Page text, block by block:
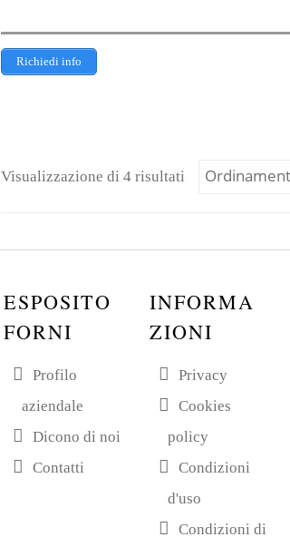
Richiedi info
Visualizzazione di 4 risultati
ESPOSITO
FORNI
Profilo
aziendale
Dicono di noi
Contatti
INFORMA
ZIONI
Privacy
Cookies
policy
Condizioni
d'uso
Condizioni di